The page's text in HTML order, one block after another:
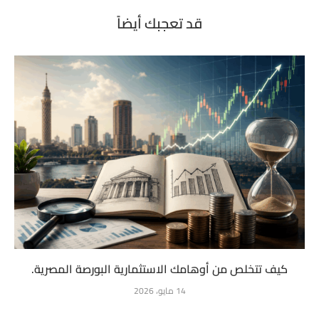
قد تعجبك أيضاً
كيف تتخلص من أوهامك الاستثمارية البورصة المصرية.
14 مايو، 2026